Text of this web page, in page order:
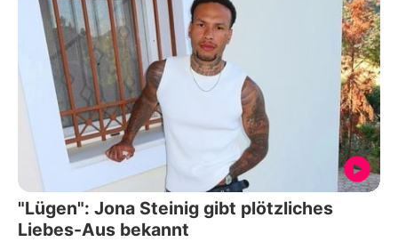
"Lügen": Jona Steinig gibt plötzliches
Liebes-Aus bekannt